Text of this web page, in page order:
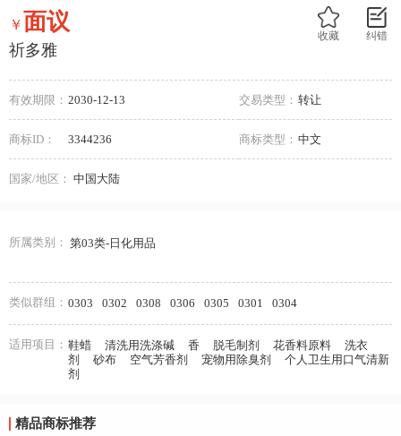
纠错
收藏
￥面议
祈多雅
有效期限： 2030-12-13 交易类型： 转让
商标ID： 3344236 商标类型： 中文
国家/地区： 中国大陆
所属类别： 第03类-日化用品
类似群组： 0303 0302 0308 0306 0305 0301 0304
适用项目： 鞋蜡 清洗用洗涤碱 香 脱毛制剂 花香料原料
洗衣
剂
砂布 空气芳香剂 宠物用除臭剂
个人卫生用口气清新
剂
精品商标推荐